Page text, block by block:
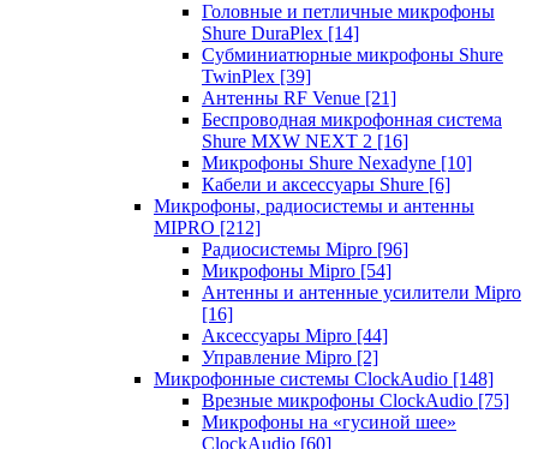
Головные и петличные микрофоны
Shure DuraPlex [14]
Субминиатюрные микрофоны Shure
TwinPlex [39]
Антенны RF Venue [21]
Беспроводная микрофонная система
Shure MXW NEXT 2 [16]
Микрофоны Shure Nexadyne [10]
Кабели и аксессуары Shure [6]
Микрофоны, радиосистемы и антенны
MIPRO [212]
Радиосистемы Mipro [96]
Микрофоны Mipro [54]
Антенны и антенные усилители Mipro
[16]
Аксессуары Mipro [44]
Управление Mipro [2]
Микрофонные системы ClockAudio [148]
Врезные микрофоны ClockAudio [75]
Микрофоны на «гусиной шее»
ClockAudio [60]